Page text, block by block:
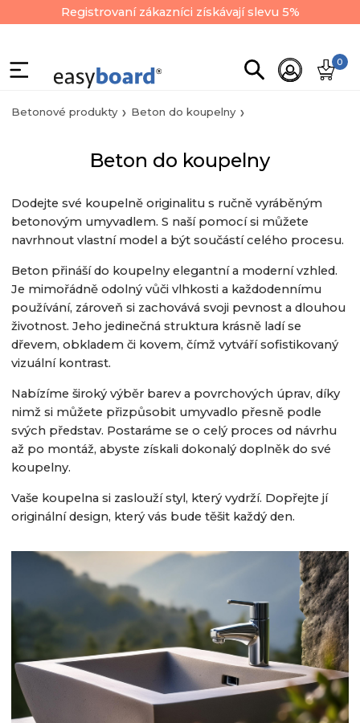
Registrovaní zákazníci získávají slevu 5%
0
Betonové produkty Beton do koupelny
Beton do koupelny
Dodejte své koupelně originalitu s ručně vyráběným
betonovým umyvadlem. S naší pomocí si můžete
navrhnout vlastní model a být součástí celého procesu.
Beton přináší do koupelny elegantní a moderní vzhled.
Je mimořádně odolný vůči vlhkosti a každodennímu
používání, zároveň si zachovává svoji pevnost a dlouhou
životnost. Jeho jedinečná struktura krásně ladí se
dřevem, obkladem či kovem, čímž vytváří sofistikovaný
vizuální kontrast.
Nabízíme široký výběr barev a povrchových úprav, díky
nimž si můžete přizpůsobit umyvadlo přesně podle
svých představ. Postaráme se o celý proces od návrhu
až po montáž, abyste získali dokonalý doplněk do své
koupelny.
Vaše koupelna si zaslouží styl, který vydrží. Dopřejte jí
originální design, který vás bude těšit každý den.